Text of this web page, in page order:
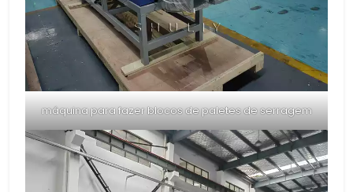
máquina para fazer blocos de paletes de serragem